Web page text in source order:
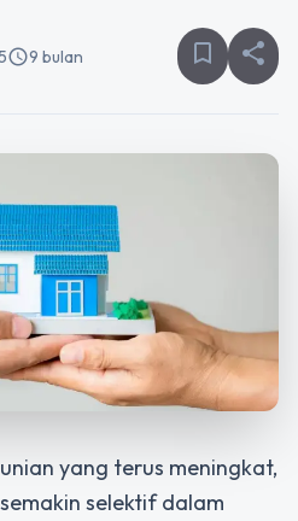
schedule9 bulan bookmark_border share
yang terus meningkat,
selektif dalam